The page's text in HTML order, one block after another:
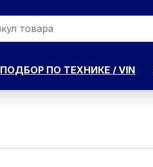
ПОДБОР ПО ТЕХНИКЕ / VIN